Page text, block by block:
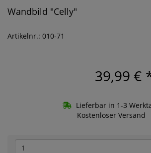
Wandbild "Celly"
Artikelnr.: 010-71
39,99 €
Lieferbar in 1-3
Kostenloser Versand